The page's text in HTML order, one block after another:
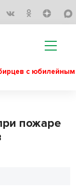
с юбилейным
пожаре